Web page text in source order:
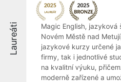
Laureáti
Magic English, jazyková
Novém Městě nad
jazykové kurzy určené
firmy, tak i jednotlivé
na kvalitní výuku,
moderně zařízené a